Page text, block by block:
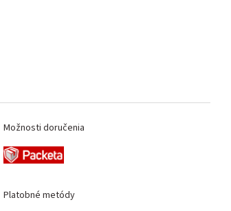
Možnosti doručenia
Platobné metódy